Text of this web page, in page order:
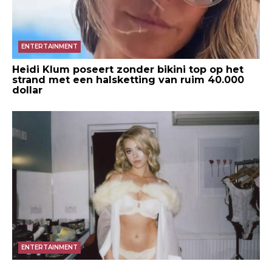
ENTERTAINMENT
Heidi Klum poseert zonder bikini top op het
strand met een halsketting van ruim 40.000
dollar
ENTERTAINMENT